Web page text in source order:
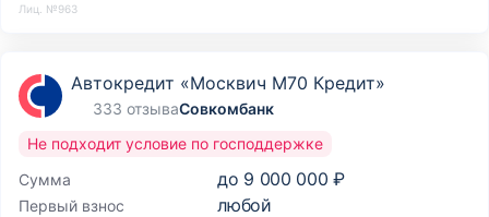
Лиц. №963
Автокредит «Москвич М70 Кредит»
333 отзываСовкомбанк
Сумма до 9 000 000 ₽
Первый взнос любой
Не подходит условие по господдержке